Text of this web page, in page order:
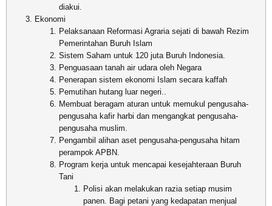
diakui.
Ekonomi
Pelaksanaan Reformasi Agraria sejati di bawah Rezim
Pemerintahan Buruh Islam
Sistem Saham untuk 120 juta Buruh Indonesia.
Penguasaan tanah air udara oleh Negara
Penerapan sistem ekonomi Islam secara kaffah
Pemutihan hutang luar negeri..
Membuat beragam aturan untuk memukul pengusaha-
pengusaha kafir harbi dan mengangkat pengusaha-
pengusaha muslim.
Pengambil alihan aset pengusaha-pengusaha hitam
perampok APBN.
Program kerja untuk mencapai kesejahteraan Buruh
Tani
Polisi akan melakukan razia setiap musim
panen. Bagi petani yang kedapatan menjual